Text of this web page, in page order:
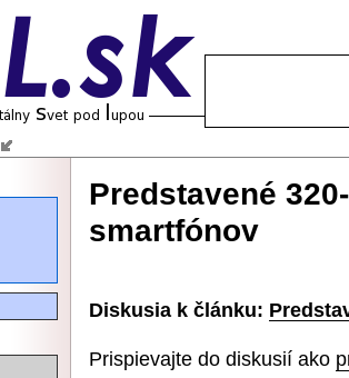
Predstavené
smartfónov
Diskusia k článku:
Prispievajte do diskusií ako